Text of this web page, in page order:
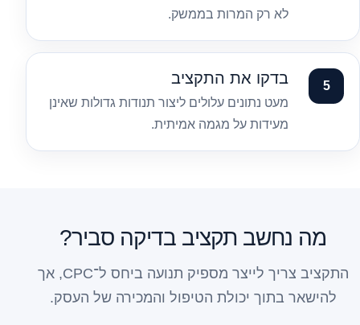
לא רק המרות בממשק.
בדקו את התקציב
מעט נתונים עלולים ליצור תנודות גדולות שאינן
מעידות על מגמה אמיתית.
מה נחשב תקציב בדיקה סביר?
התקציב צריך לייצר מספיק תנועה ביחס ל־CPC, אך
להישאר בתוך יכולת הטיפול והמכירה של העסק.